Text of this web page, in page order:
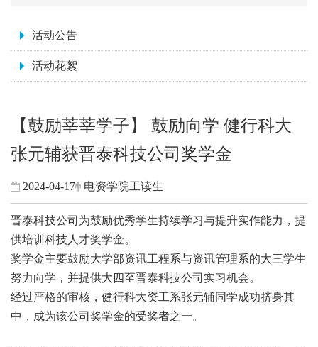
活动公告
活动花絮
【鼓励莘莘学子】 鼓励向学 健行科大
张元辅获晋泰科技公司奖学金
2024-04-17 电资学院工读生
晋泰科技公司为鼓励优秀学生持续学习与提升实作能力，提
供培训科技人才奖学金。
奖学金主要鼓励大学部资讯工程系与资讯管理系的大三学生
努力向学，并提供大四至晋泰科技公司实习机会。
经过严格的审核，健行科大资工系张元辅同学成功挤身其
中，成为该公司奖学金的受奖者之一。